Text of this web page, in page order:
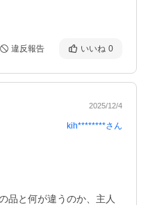
違反報告 いいね 0
2025/12/4
kih********さん
品と何が違うのか、主人